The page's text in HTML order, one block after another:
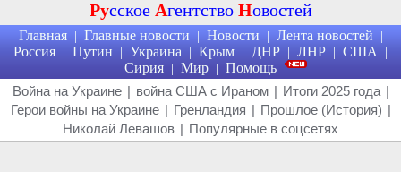
Русское Агентство Новостей
Главная | Главные новости | Новости | Лента новостей |
Россия | Путин | Украина | Крым | ДНР | ЛНР | США |
Сирия | Мир | Помощь
Война на Украине | война США с Ираном | Итоги 2025 года |
Герои войны на Украине | Гренландия | Прошлое (История) |
Николай Левашов | Популярные в соцсетях